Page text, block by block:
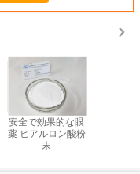
安全で効果的な眼
薬 ヒアルロン酸粉
末
す